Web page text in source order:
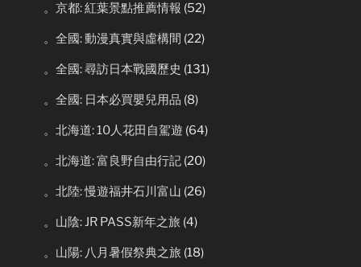
。京都: 紅葉景點推薦情報 (52)
。全國: 動漫真實與虛構間 (22)
。全國: 尋訪日本戰國歷史 (131)
。全國: 日本必買嬰兒用品 (8)
。北海道: 10人花田自駕遊 (64)
。北海道: 富良野自由行記 (20)
。北陸: 慢遊福井石川富山 (26)
。山陰: JR PASS新年之旅 (4)
。山陽: 八月暑假祭典之旅 (18)